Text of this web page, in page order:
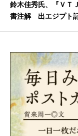
鈴木佳秀氏、『ＶＴ
書注解 出エジプト